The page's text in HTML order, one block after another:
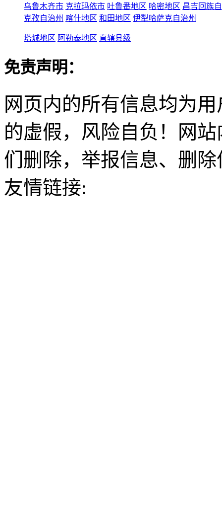
乌鲁木齐市 克拉玛依市 吐鲁番地区 哈密地区 昌吉回族
克孜自治州 喀什地区 和田地区 伊犁哈萨克自治州
塔城地区 阿勒泰地区 直辖县级
免责声明：
网页内的所有信息均为
的虚假，风险自负！网
们删除，举报信息、删
友情链接: